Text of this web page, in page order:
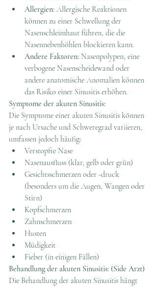
Allergien: Allergische Reaktionen
können zu einer Schwellung der
Nasenschleimhaut führen, die die
Nasennebenhöhlen blockieren kann.
Andere Faktoren: Nasenpolypen, eine
verbogene Nasenscheidewand oder
andere anatomische Anomalien können
das Risiko einer Sinusitis erhöhen.
Symptome der akuten Sinusitis:
Die Symptome einer akuten Sinusitis können
je nach Ursache und Schweregrad variieren,
umfassen jedoch häufig:
Verstopfte Nase
Nasenausfluss (klar, gelb oder grün)
Gesichtsschmerzen oder -druck
(besonders um die Augen, Wangen oder
Stirn)
Kopfschmerzen
Zahnschmerzen
Husten
Müdigkeit
Fieber (in einigen Fällen)
Behandlung der akuten Sinusitis: (Side Arzt)
Die Behandlung der akuten Sinusitis hängt